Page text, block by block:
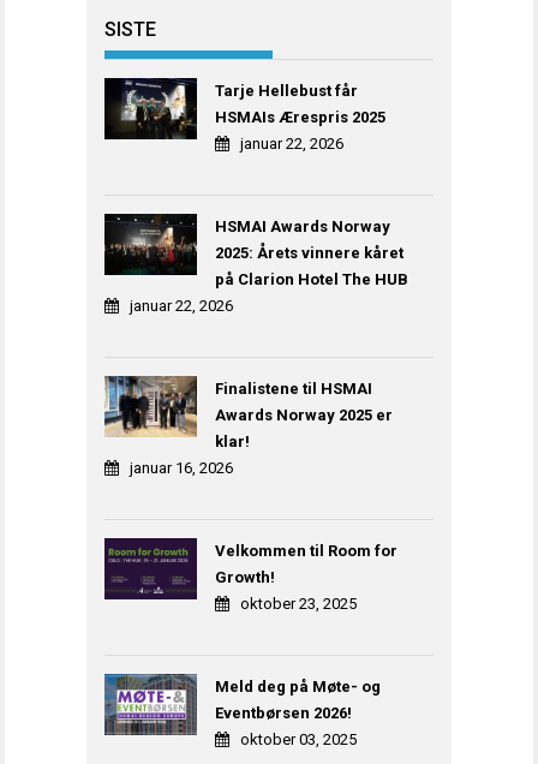
SISTE
Tarje Hellebust får
HSMAIs Ærespris 2025
januar 22, 2026
HSMAI Awards Norway
2025: Årets vinnere kåret
på Clarion Hotel The HUB
januar 22, 2026
Finalistene til HSMAI
Awards Norway 2025 er
klar!
januar 16, 2026
Velkommen til Room for
Growth!
oktober 23, 2025
Meld deg på Møte- og
Eventbørsen 2026!
oktober 03, 2025